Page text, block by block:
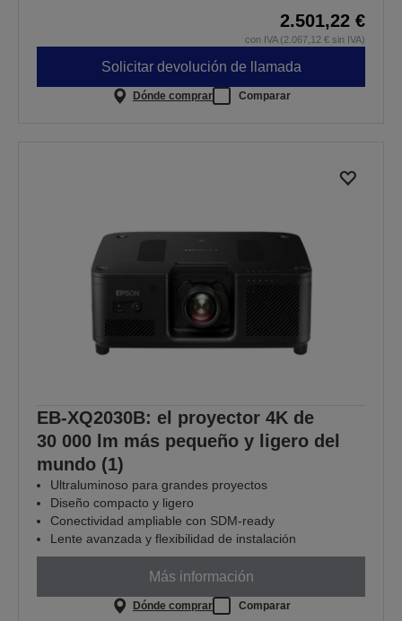
2.501,22 €
con IVA (2.067,12 € sin IVA)
Solicitar devolución de llamada
Dónde comprar Comparar
EB-XQ2030B: el proyector 4K de
30 000 lm más pequeño y ligero del
mundo (1)
Ultraluminoso para grandes proyectos
Diseño compacto y ligero
Conectividad ampliable con SDM-ready
Lente avanzada y flexibilidad de instalación
Más información
Dónde comprar Comparar